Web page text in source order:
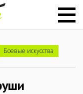
Боевые искусства